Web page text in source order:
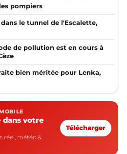
pompiers
le tunnel de l'Escalette,
de pollution est en cours à
bien méritée pour Lenka,
dans votre
réel, météo &
Télécharger